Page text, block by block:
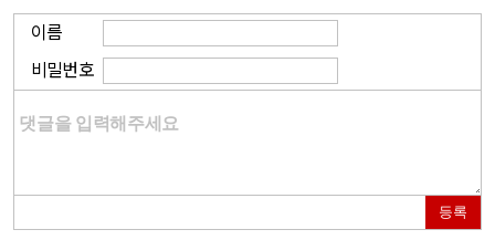
이름
비밀번호
등록